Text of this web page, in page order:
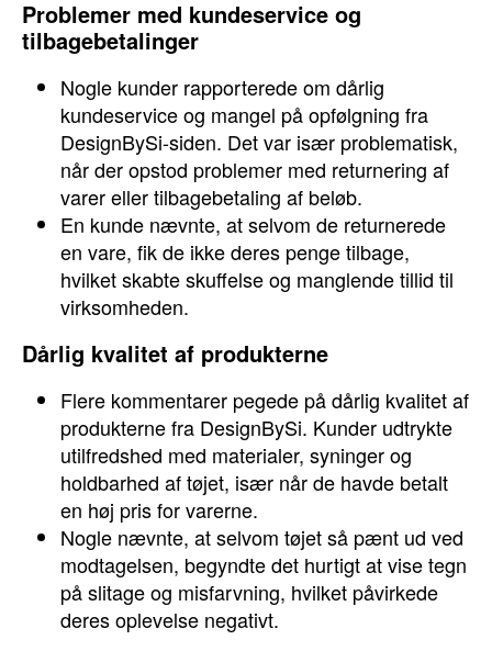
Problemer med kundeservice og
tilbagebetalinger
Nogle kunder rapporterede om dårlig
kundeservice og mangel på opfølgning fra
DesignBySi-siden. Det var især problematisk,
når der opstod problemer med returnering af
varer eller tilbagebetaling af beløb.
En kunde nævnte, at selvom de returnerede
en vare, fik de ikke deres penge tilbage,
hvilket skabte skuffelse og manglende tillid til
virksomheden.
Dårlig kvalitet af produkterne
Flere kommentarer pegede på dårlig kvalitet af
produkterne fra DesignBySi. Kunder udtrykte
utilfredshed med materialer, syninger og
holdbarhed af tøjet, især når de havde betalt
en høj pris for varerne.
Nogle nævnte, at selvom tøjet så pænt ud ved
modtagelsen, begyndte det hurtigt at vise tegn
på slitage og misfarvning, hvilket påvirkede
deres oplevelse negativt.